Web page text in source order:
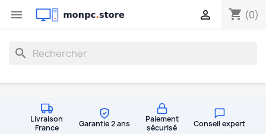
 shopping_cart (0)

search
Livraison
France
Garantie 2 ans
Paiement
sécurisé
Conseil expert